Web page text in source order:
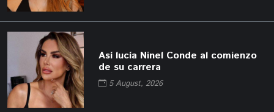
Así lucía Ninel Conde al comienzo
de su carrera
5 August, 2026